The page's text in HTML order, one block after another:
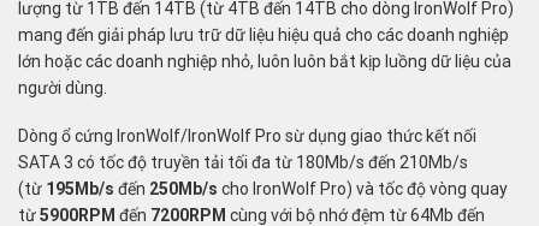
lượng từ 1TB đến 14TB (từ 4TB đến 14TB cho dòng IronWolf Pro)
mang đến giải pháp lưu trữ dữ liệu hiệu quả cho các doanh nghiệp
lớn hoặc các doanh nghiệp nhỏ, luôn luôn bắt kịp luồng dữ liệu của
người dùng.
Dòng ổ cứng IronWolf/IronWolf Pro sừ dụng giao thức kết nối
SATA 3 có tốc độ truyền tải tối đa từ 180Mb/s đến 210Mb/s
(từ 195Mb/s đến 250Mb/s cho IronWolf Pro) và tốc độ vòng quay
từ5900RPM đến 7200RPM cùng với bộ nhớ đệm từ 64Mb đến